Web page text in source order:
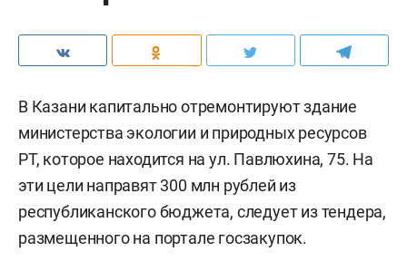
В Казани капитально отремонтируют здание
министерства экологии и природных ресурсов
РТ, которое находится на ул. Павлюхина, 75. На
эти цели направят 300 млн рублей из
республиканского бюджета, следует из тендера,
размещенного на портале госзакупок.